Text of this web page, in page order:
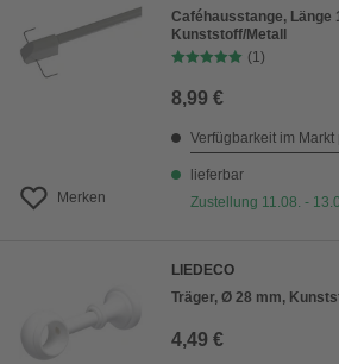
Merken
Caféhausstange, Länge
Kunststoff/Metall
(1)
8,99 €
Verfügbarkeit im Markt
lieferbar
Zustellung 11.08. -
LIEDECO
Träger, Ø 28 mm,
4,49 €